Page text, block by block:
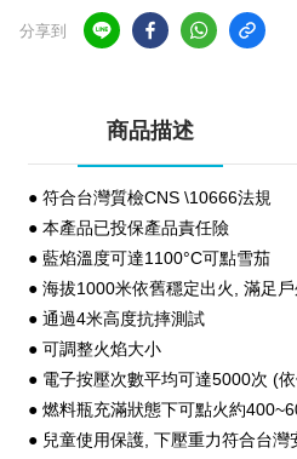
分享到
商品描述
● 符合台灣質檢CNS \10666法規
● 本產品已投保產品責任險
● 藍焰溫度可達1100°C可點雪茄
● 海拔1000米依舊穩定出火, 滿足
● 通過4米高度抗摔測試
● 可調整火焰大小
● 電子按壓次數平均可達5000次 (
● 燃料瓶充滿狀態下可點火約
● 兒童使用保護, 下壓重力符合台灣